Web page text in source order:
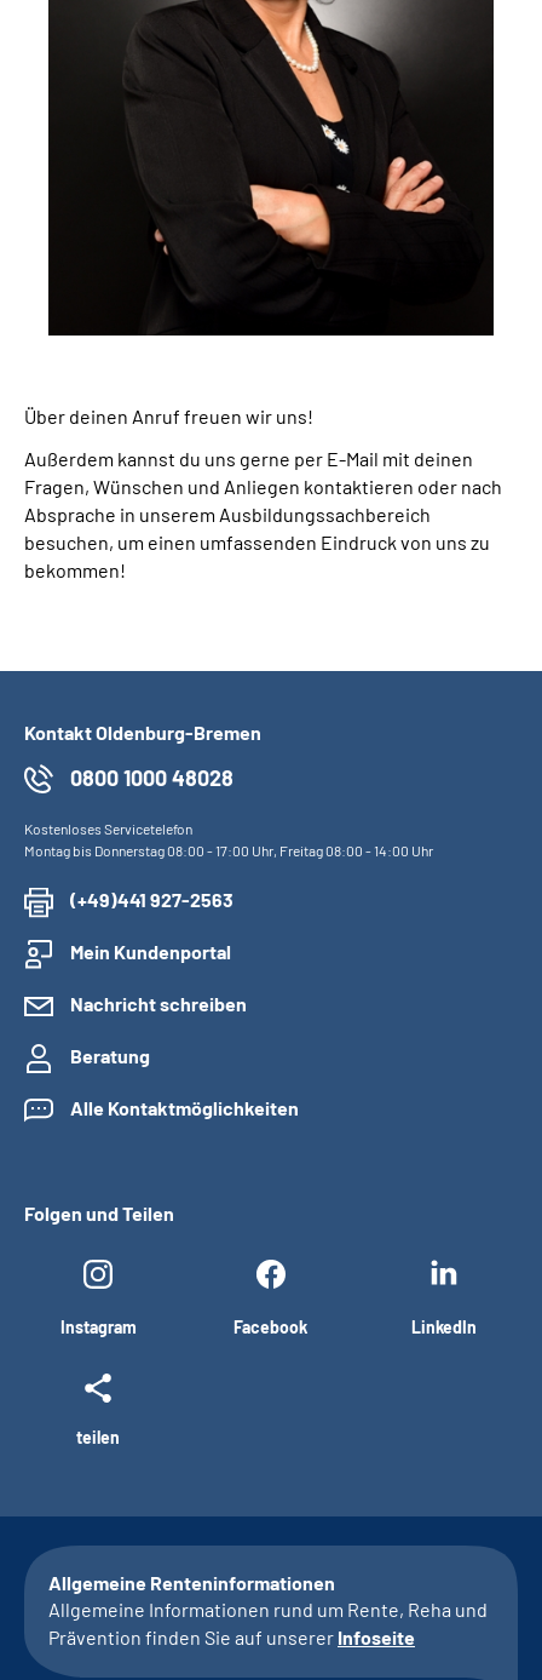
Über deinen Anruf freuen wir uns!
Außerdem kannst du uns gerne per E-Mail mit deinen
Fragen, Wünschen und Anliegen kontaktieren oder nach
Absprache in unserem Ausbildungssachbereich
besuchen, um einen umfassenden Eindruck von uns zu
bekommen!
Kontakt Oldenburg-Bremen
0800 1000 48028
Kostenloses Servicetelefon
Montag bis Donnerstag 08:00 - 17:00 Uhr, Freitag 08:00 - 14:00 Uhr
(+49)441 927-2563
Mein Kundenportal
Nachricht schreiben
Beratung
Alle Kontaktmöglichkeiten
Folgen und Teilen
Instagram Facebook LinkedIn
teilen
Allgemeine Renteninformationen
Allgemeine Informationen rund um Rente, Reha und
Prävention finden Sie auf unserer Infoseite